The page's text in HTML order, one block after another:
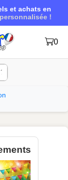
et achats en
!
0